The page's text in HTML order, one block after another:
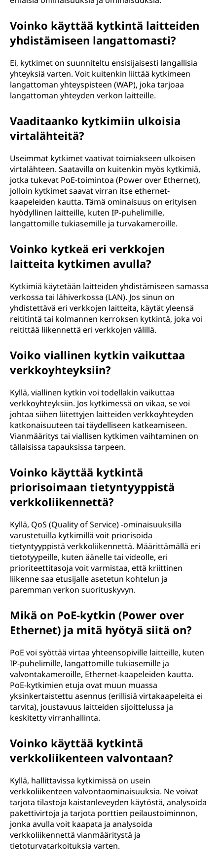
Voinko käyttää kytkintä laitteiden
yhdistämiseen langattomasti?
Ei, kytkimet on suunniteltu ensisijaisesti langallisia
yhteyksiä varten. Voit kuitenkin liittää kytkimeen
langattoman yhteyspisteen (WAP), joka tarjoaa
langattoman yhteyden verkon laitteille.
Vaaditaanko kytkimiin ulkoisia
virtalähteitä?
Useimmat kytkimet vaativat toimiakseen ulkoisen
virtalähteen. Saatavilla on kuitenkin myös kytkimiä,
jotka tukevat PoE-toimintoa (Power over Ethernet),
jolloin kytkimet saavat virran itse ethernet-
kaapeleiden kautta. Tämä ominaisuus on erityisen
hyödyllinen laitteille, kuten IP-puhelimille,
langattomille tukiasemille ja turvakameroille.
Voinko kytkeä eri verkkojen
laitteita kytkimen avulla?
Kytkimiä käytetään laitteiden yhdistämiseen samassa
verkossa tai lähiverkossa (LAN). Jos sinun on
yhdistettävä eri verkkojen laitteita, käytät yleensä
reititintä tai kolmannen kerroksen kytkintä, joka voi
reitittää liikennettä eri verkkojen välillä.
Voiko viallinen kytkin vaikuttaa
verkkoyhteyksiin?
Kyllä, viallinen kytkin voi todellakin vaikuttaa
verkkoyhteyksiin. Jos kytkimessä on vikaa, se voi
johtaa siihen liitettyjen laitteiden verkkoyhteyden
katkonaisuuteen tai täydelliseen katkeamiseen.
Vianmääritys tai viallisen kytkimen vaihtaminen on
tällaisissa tapauksissa tarpeen.
Voinko käyttää kytkintä
priorisoimaan tietyntyyppistä
verkkoliikennettä?
Kyllä, QoS (Quality of Service) -ominaisuuksilla
varustetuilla kytkimillä voit priorisoida
tietyntyyppistä verkkoliikennettä. Määrittämällä eri
tietotyypeille, kuten äänelle tai videolle, eri
prioriteettitasoja voit varmistaa, että kriittinen
liikenne saa etusijalle asetetun kohtelun ja
paremman verkon suorituskyvyn.
Mikä on PoE-kytkin (Power over
Ethernet) ja mitä hyötyä siitä on?
PoE voi syöttää virtaa yhteensopiville laitteille, kuten
IP-puhelimille, langattomille tukiasemille ja
valvontakameroille, Ethernet-kaapeleiden kautta.
PoE-kytkimien etuja ovat muun muassa
yksinkertaistettu asennus (erillisiä virtakaapeleita ei
tarvita), joustavuus laitteiden sijoittelussa ja
keskitetty virranhallinta.
Voinko käyttää kytkintä
verkkoliikenteen valvontaan?
Kyllä, hallittavissa kytkimissä on usein
verkkoliikenteen valvontaominaisuuksia. Ne voivat
tarjota tilastoja kaistanleveyden käytöstä, analysoida
pakettivirtoja ja tarjota porttien peilaustoiminnon,
jonka avulla voit kaapata ja analysoida
verkkoliikennettä vianmääritystä ja
tietoturvatarkoituksia varten.